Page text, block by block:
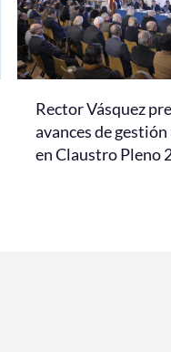
Rector Vásquez
avances de
en Claustro Pleno